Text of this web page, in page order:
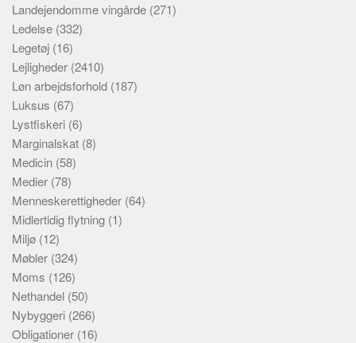
Landejendomme vingårde (271)
Ledelse (332)
Legetøj (16)
Lejligheder (2410)
Løn arbejdsforhold (187)
Luksus (67)
Lystfiskeri (6)
Marginalskat (8)
Medicin (58)
Medier (78)
Menneskerettigheder (64)
Midlertidig flytning (1)
Miljø (12)
Møbler (324)
Moms (126)
Nethandel (50)
Nybyggeri (266)
Obligationer (16)